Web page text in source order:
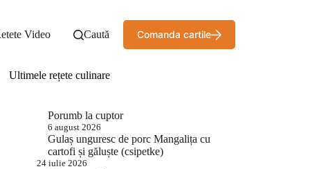
Video Caută Comanda cartile
Ultimele rețete culinare
Porumb la cuptor
6 august 2026
Gulaș unguresc de porc Mangalița cu
cartofi și găluște (csipetke)
24 iulie 2026